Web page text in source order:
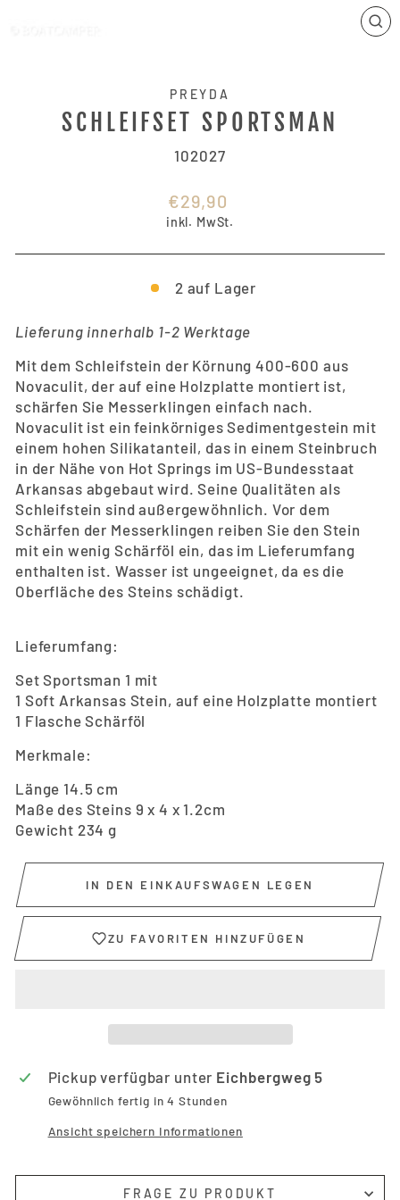
PREYDA
SCHLEIFSET SPORTSMAN
102027
Normaler
Preis
€29,90
inkl. MwSt.
2 auf Lager
Lieferung innerhalb 1-2 Werktage
Mit dem Schleifstein der Körnung 400-600 aus
Novaculit, der auf eine Holzplatte montiert ist,
schärfen Sie Messerklingen einfach nach.
Novaculit ist ein feinkörniges Sedimentgestein mit
einem hohen Silikatanteil, das in einem Steinbruch
in der Nähe von Hot Springs im US-Bundesstaat
Arkansas abgebaut wird. Seine Qualitäten als
Schleifstein sind außergewöhnlich. Vor dem
Schärfen der Messerklingen reiben Sie den Stein
mit ein wenig Schärföl ein, das im Lieferumfang
enthalten ist. Wasser ist ungeeignet, da es die
Oberfläche des Steins schädigt.
Lieferumfang:
Set Sportsman 1 mit
1 Soft Arkansas Stein, auf eine Holzplatte montiert
1 Flasche Schärföl
Merkmale:
Länge 14.5 cm
Maße des Steins 9 x 4 x 1.2cm
Gewicht 234 g
IN DEN EINKAUFSWAGEN LEGEN
ZU FAVORITEN HINZUFÜGEN
Pickup verfügbar unter Eichbergweg 5
Gewöhnlich fertig in 4 Stunden
Ansicht speichern Informationen
FRAGE ZU PRODUKT